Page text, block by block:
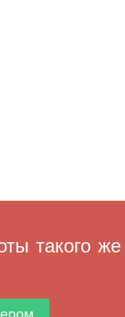
такого же